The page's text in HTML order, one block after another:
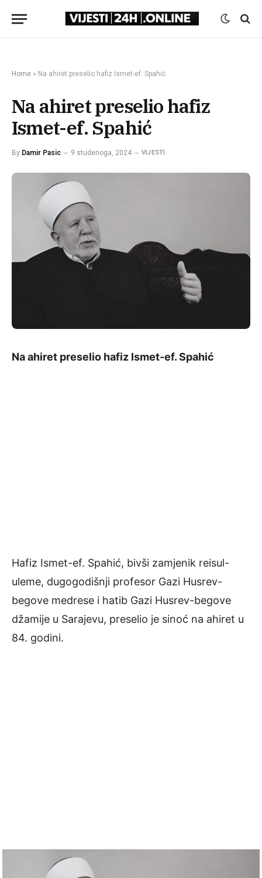
Home » Na ahiret preselio hafiz Ismet-ef. Spahić
Na ahiret preselio hafiz
Ismet-ef. Spahić
By Damir Pasic 9 studenoga, 2024 VIJESTI
Na ahiret preselio hafiz Ismet-ef. Spahić
Hafiz Ismet-ef. Spahić, bivši zamjenik reisul-
uleme, dugogodišnji profesor Gazi Husrev-
begove medrese i hatib Gazi Husrev-begove
džamije u Sarajevu, preselio je sinoć na ahiret u
84. godini.